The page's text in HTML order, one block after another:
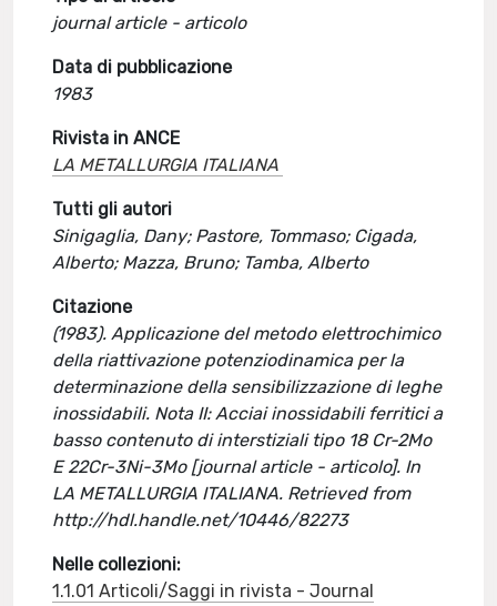
journal article - articolo
Data di pubblicazione
1983
Rivista in ANCE
LA METALLURGIA ITALIANA
Tutti gli autori
Sinigaglia, Dany; Pastore, Tommaso; Cigada,
Alberto; Mazza, Bruno; Tamba, Alberto
Citazione
(1983). Applicazione del metodo elettrochimico
della riattivazione potenziodinamica per la
determinazione della sensibilizzazione di leghe
inossidabili. Nota II: Acciai inossidabili ferritici a
basso contenuto di interstiziali tipo 18 Cr-2Mo
E 22Cr-3Ni-3Mo [journal article - articolo]. In
LA METALLURGIA ITALIANA. Retrieved from
http://hdl.handle.net/10446/82273
Nelle collezioni:
1.1.01 Articoli/Saggi in rivista - Journal